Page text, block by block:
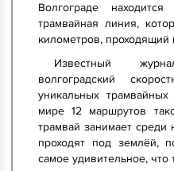
Волгограде
трамвайная линия,
километров, проходящий
Известный
волгоградский
уникальных
мире 12 маршрутов
трамвай занимает среди
проходят под землёй,
самое удивительное,